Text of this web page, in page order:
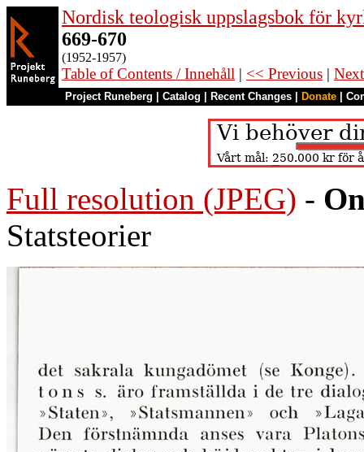
Nordisk teologisk uppslagsbok för
669-670
(1952-1957)
Table of Contents / Innehåll | << Previous |
Project Runeberg Catalog Recent Changes Donate
Full resolution (JPEG) -
Statsteorier